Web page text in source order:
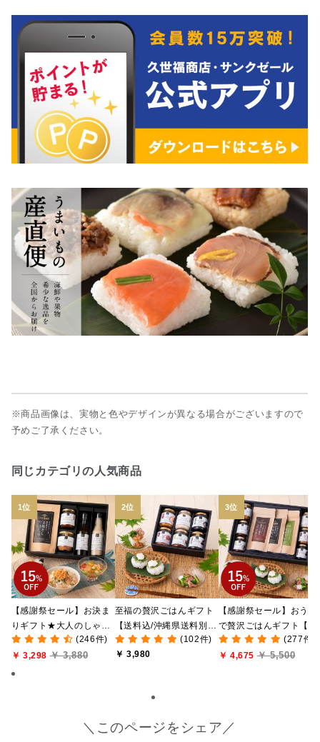
※商品画像は、実物と色やデザインが異なる場合がございますので
予めご了承ください。
同じカテゴリの人気商品
【感謝祭セール】お決ま
りギフト★大人のしゃけ
しゃけめんたい入り【送
料込/沖縄県送料別途】
【化粧箱包装付】
(246件)
￥ 3,298 ￥ 3,880
至福の贅沢ごはんギフト
【送料込/沖縄県送料別
途】【化粧箱包装付/オン
ライン限定】
(102件)
￥ 3,980
【感謝祭セール】おうち
で贅沢ごはんギフト【送
料無料/沖縄県送料別途】
【化粧箱包装付/オンライ
(277件)
￥ 4,675 ￥ 5,500
＼このページをシェア／